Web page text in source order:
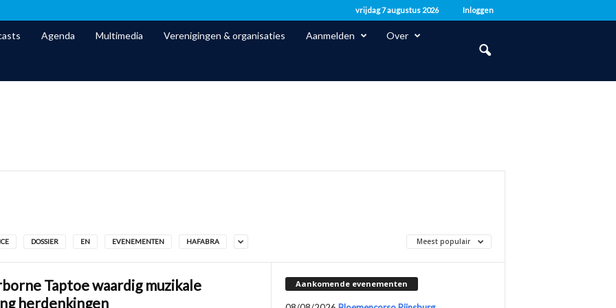
vrijdag 7 augustus 2026 Inloggen
Agenda Multimedia Verenigingen & organisaties Aanmelden Over
DOSSIER EN EVENEMENTEN HAFABRA Meest populair
Taptoe waardig muzikale
herdenkingen
Aankomende evenementen